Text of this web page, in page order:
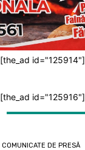
[the_ad id="125914"]
[the_ad id="125916"]
COMUNICATE DE PRESĂ